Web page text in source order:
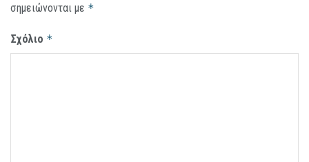
σημειώνονται με *
Σχόλιο *